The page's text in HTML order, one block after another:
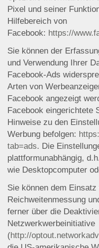
Pixel und seiner
Hilfebereich von
Facebook: https://
Sie können der
und Verwendung Ihrer
Facebook-Ads
Arten von
Facebook angezeigt
Facebook eingerichtete
Hinweise zu den
Werbung befolgen:
tab=ads. Die
plattformunabhängig,
wie Desktopcomputer
Sie können dem
Reichweitenmessung
ferner über die
Netzwerkwerbeinitiative
(http://